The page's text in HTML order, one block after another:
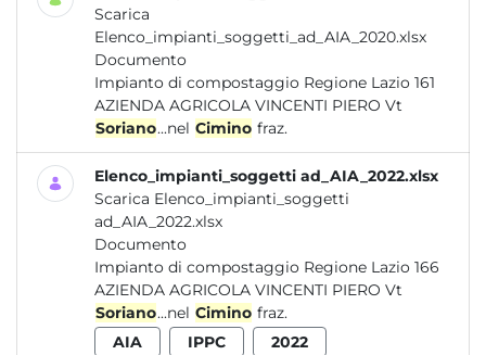
Scarica
Elenco_impianti_soggetti_ad_AIA_2020.xlsx
Documento
Impianto di compostaggio Regione Lazio 161
AZIENDA AGRICOLA VINCENTI PIERO Vt
Soriano...nel Cimino fraz.
Elenco_impianti_soggetti ad_AIA_2022.xlsx
Scarica Elenco_impianti_soggetti
ad_AIA_2022.xlsx
Documento
Impianto di compostaggio Regione Lazio 166
AZIENDA AGRICOLA VINCENTI PIERO Vt
Soriano...nel Cimino fraz.
AIA
IPPC 2022